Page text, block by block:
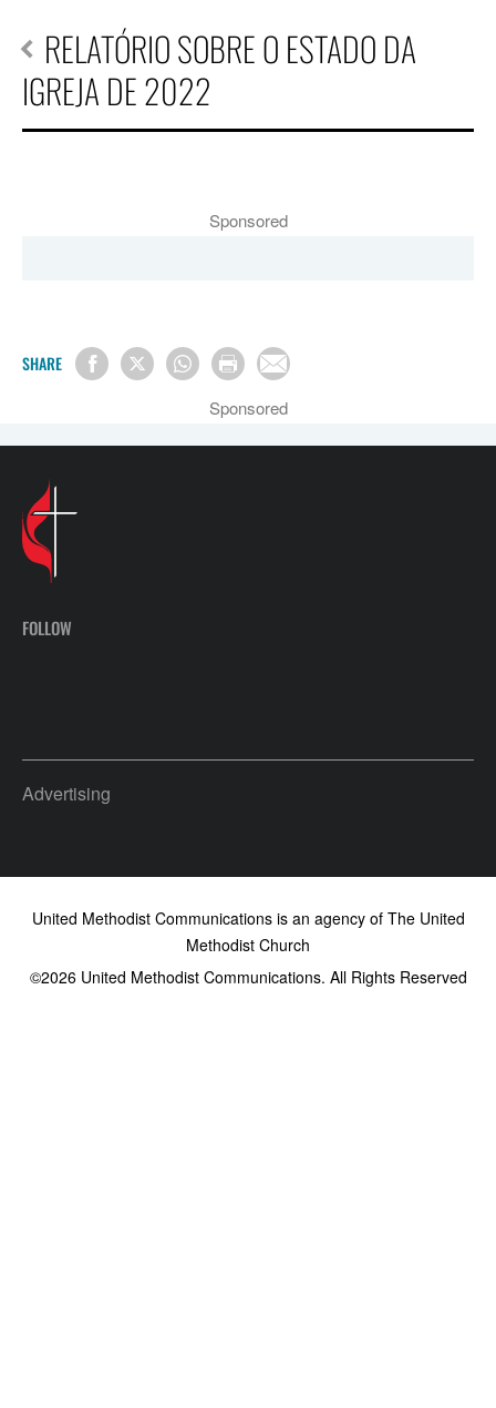
RELATÓRIO SOBRE O ESTADO DA
IGREJA DE 2022
Sponsored
SHARE
Sponsored
FOLLOW
Advertising
United Methodist Communications is an agency of The United
Methodist Church
©2026United Methodist Communications. All Rights Reserved